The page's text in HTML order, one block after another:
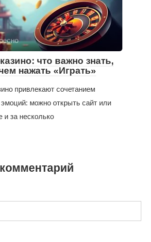
что важно знать,
нажать «Играть»
привлекают сочетанием
можно открыть сайт или
и за несколько